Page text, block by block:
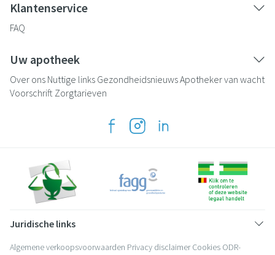
Klantenservice
FAQ
Uw apotheek
Over ons Nuttige links GezondheidsnieuwsApotheker van wacht
Voorschrift Zorgtarieven
Juridische links
Algemene verkoopsvoorwaarden Privacy disclaimer Cookies ODR-